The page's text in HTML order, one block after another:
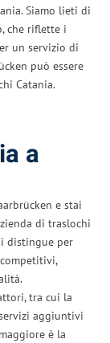
Siamo lieti di
che riflette i
un servizio di
può essere
Catania.
a
e stai
di traslochi
distingue per
tra cui la
aggiuntivi
è la